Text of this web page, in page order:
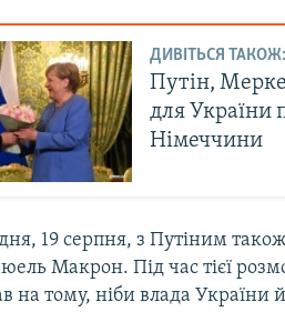
ДИВІТЬСЯ ТАКОЖ:
Путін,
для України
Німеччини
19 серпня, з Путіним
Макрон. Під час тієї
на тому, ніби влада України